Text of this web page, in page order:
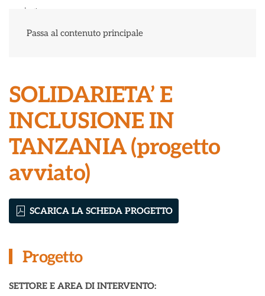
Passa al contenuto principale
SOLIDARIETA’ E
INCLUSIONE IN
TANZANIA (progetto
avviato)
SCARICA LA SCHEDA PROGETTO
Progetto
SETTORE E AREA DI INTERVENTO: